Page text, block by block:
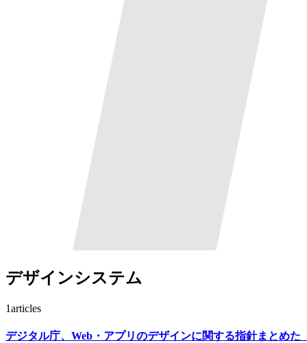
デザインシステム
1articles
デジタル庁、Web・アプリのデザインに関する指針まとめた